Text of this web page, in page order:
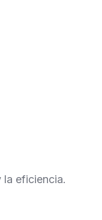
la eficiencia.